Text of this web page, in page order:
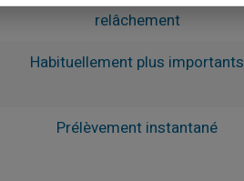
relâchement
Habituellement plus importants
Prélèvement instantané